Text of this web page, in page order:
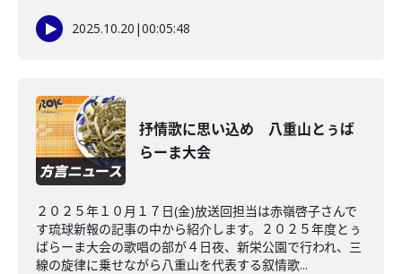
2025.10.20 |00:05:48
抒情歌に思い込め 八重山とぅば
らーま大会
２０２５年１０月１７日(金)放送回担当は赤嶺啓子さんで
す琉球新報の記事の中から紹介します。２０２５年度とぅ
ばらーま大会の歌唱の部が４日夜、新栄公園で行われ、三
線の旋律に乗せながら八重山を代表する叙情歌...